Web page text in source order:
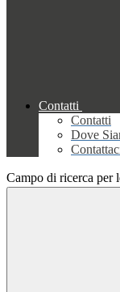
Contatti
Contatti
Dove
Campo di ricerca per